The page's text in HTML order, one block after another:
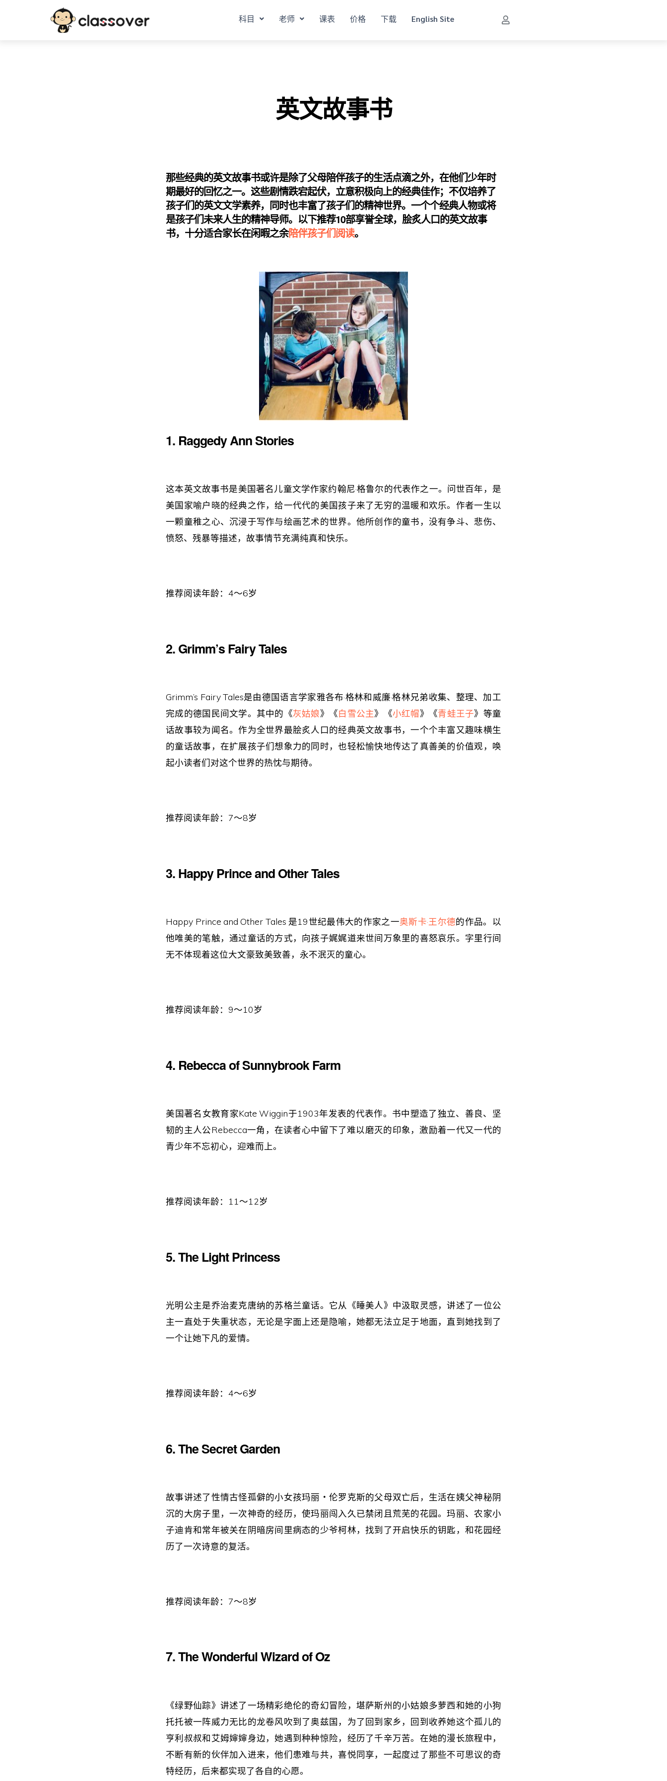
科目 老师 课表 价格 下载 English Site
英文故事书
那些经典的英文故事书或许是除了父母陪伴孩子的生活点滴之外，在他们少年时
期最好的回忆之一。这些剧情跌宕起伏，立意积极向上的经典佳作；不仅培养了
孩子们的英文文学素养，同时也丰富了孩子们的精神世界。一个个经典人物或将
是孩子们未来人生的精神导师。以下推荐10部享誉全球，脍炙人口的英文故事
书，十分适合家长在闲暇之余陪伴孩子们阅读。
1. Raggedy Ann Stories
这本英文故事书是美国著名儿童文学作家约翰尼·格鲁尔的代表作之一。问世百年，是
美国家喻户晓的经典之作，给一代代的美国孩子来了无穷的温暖和欢乐。作者一生以
一颗童稚之心、沉浸于写作与绘画艺术的世界。他所创作的童书，没有争斗、悲伤、
愤怒、残暴等描述，故事情节充满纯真和快乐。
推荐阅读年龄：4～6岁
2. Grimm’s Fairy Tales
Grimm’s Fairy Tales是由德国语言学家雅各布·格林和威廉·格林兄弟收集、整理、加工
完成的德国民间文学。其中的《灰姑娘》《白雪公主》《小红帽》《青蛙王子》等童
话故事较为闻名。作为全世界最脍炙人口的经典英文故事书，一个个丰富又趣味横生
的童话故事，在扩展孩子们想象力的同时，也轻松愉快地传达了真善美的价值观，唤
起小读者们对这个世界的热忱与期待。
推荐阅读年龄：7～8岁
3. Happy Prince and Other Tales
Happy Prince and Other Tales 是19世纪最伟大的作家之一奥斯卡·王尔德的作品。以
他唯美的笔触，通过童话的方式，向孩子娓娓道来世间万象里的喜怒哀乐。字里行间
无不体现着这位大文豪致美致善，永不泯灭的童心。
推荐阅读年龄：9～10岁
4. Rebecca of Sunnybrook Farm
美国著名女教育家Kate Wiggin于1903年发表的代表作。书中塑造了独立、善良、坚
韧的主人公Rebecca一角，在读者心中留下了难以磨灭的印象，激励着一代又一代的
青少年不忘初心，迎难而上。
推荐阅读年龄：11～12岁
5. The Light Princess
光明公主是乔治麦克唐纳的苏格兰童话。它从《睡美人》中汲取灵感，讲述了一位公
主一直处于失重状态，无论是字面上还是隐喻，她都无法立足于地面，直到她找到了
一个让她下凡的爱情。
推荐阅读年龄：4～6岁
6. The Secret Garden
故事讲述了性情古怪孤僻的小女孩玛丽・伦罗克斯的父母双亡后，生活在姨父神秘阴
沉的大房子里，一次神奇的经历，使玛丽闯入久已禁闭且荒芜的花园。玛丽、农家小
子迪肯和常年被关在阴暗房间里病态的少爷柯林，找到了开启快乐的钥匙，和花园经
历了一次诗意的复活。
推荐阅读年龄：7～8岁
7. The Wonderful Wizard of Oz
《绿野仙踪》讲述了一场精彩绝伦的奇幻冒险，堪萨斯州的小姑娘多萝西和她的小狗
托托被一阵威力无比的龙卷风吹到了奥兹国，为了回到家乡，回到收养她这个孤儿的
亨利叔叔和艾姆婶婶身边，她遇到种种惊险，经历了千辛万苦。在她的漫长旅程中，
不断有新的伙伴加入进来，他们患难与共，喜悦同享，一起度过了那些不可思议的奇
特经历，后来都实现了各自的心愿。